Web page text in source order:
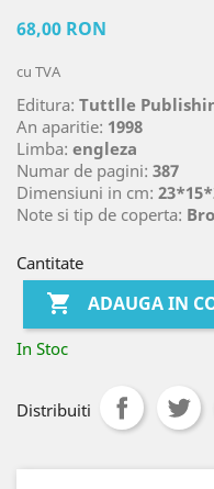
68,00 RON
cu TVA
Editura: Tuttlle
An aparitie: 1998
Limba: engleza
Numar de pagini: 387
Dimensiuni in cm:
Note si tip de coperta:
Cantitate
 ADAUGA IN
In Stoc
Distribuiti